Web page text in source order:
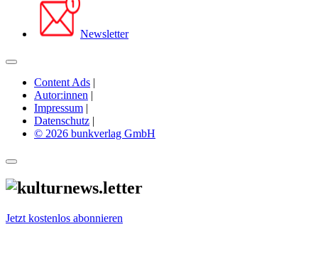
Newsletter
Content Ads |
Autor:innen |
Impressum |
Datenschutz |
© 2026 bunkverlag GmbH
Jetzt kostenlos abonnieren